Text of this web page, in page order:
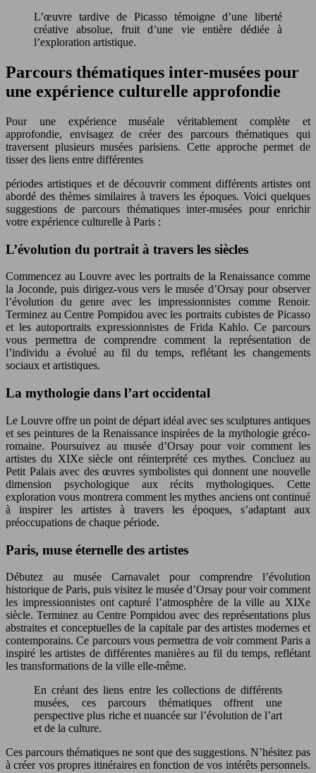
L’œuvre tardive de Picasso témoigne d’une liberté
créative absolue, fruit d’une vie entière dédiée à
l’exploration artistique.
Parcours thématiques inter-musées pour
une expérience culturelle approfondie
Pour une expérience muséale véritablement complète et
approfondie, envisagez de créer des parcours thématiques qui
traversent plusieurs musées parisiens. Cette approche permet de
tisser des liens entre différentes
périodes artistiques et de découvrir comment différents artistes ont
abordé des thèmes similaires à travers les époques. Voici quelques
suggestions de parcours thématiques inter-musées pour enrichir
votre expérience culturelle à Paris :
L’évolution du portrait à travers les siècles
Commencez au Louvre avec les portraits de la Renaissance comme
la Joconde, puis dirigez-vous vers le musée d’Orsay pour observer
l’évolution du genre avec les impressionnistes comme Renoir.
Terminez au Centre Pompidou avec les portraits cubistes de Picasso
et les autoportraits expressionnistes de Frida Kahlo. Ce parcours
vous permettra de comprendre comment la représentation de
l’individu a évolué au fil du temps, reflétant les changements
sociaux et artistiques.
La mythologie dans l’art occidental
Le Louvre offre un point de départ idéal avec ses sculptures antiques
et ses peintures de la Renaissance inspirées de la mythologie gréco-
romaine. Poursuivez au musée d’Orsay pour voir comment les
artistes du XIXe siècle ont réinterprété ces mythes. Concluez au
Petit Palais avec des œuvres symbolistes qui donnent une nouvelle
dimension psychologique aux récits mythologiques. Cette
exploration vous montrera comment les mythes anciens ont continué
à inspirer les artistes à travers les époques, s’adaptant aux
préoccupations de chaque période.
Paris, muse éternelle des artistes
Débutez au musée Carnavalet pour comprendre l’évolution
historique de Paris, puis visitez le musée d’Orsay pour voir comment
les impressionnistes ont capturé l’atmosphère de la ville au XIXe
siècle. Terminez au Centre Pompidou avec des représentations plus
abstraites et conceptuelles de la capitale par des artistes modernes et
contemporains. Ce parcours vous permettra de voir comment Paris a
inspiré les artistes de différentes manières au fil du temps, reflétant
les transformations de la ville elle-même.
En créant des liens entre les collections de différents
musées, ces parcours thématiques offrent une
perspective plus riche et nuancée sur l’évolution de l’art
et de la culture.
Ces parcours thématiques ne sont que des suggestions. N’hésitez pas
à créer vos propres itinéraires en fonction de vos intérêts personnels.